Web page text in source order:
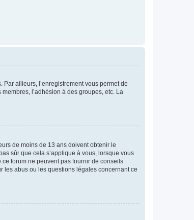
ailleurs, l’enregistrement vous permet de
l’adhésion à des groupes, etc. La
de moins de 13 ans doivent obtenir le
sûr que cela s’applique à vous, lorsque vous
forum ne peuvent pas fournir de conseils
les abus ou les questions légales concernant ce